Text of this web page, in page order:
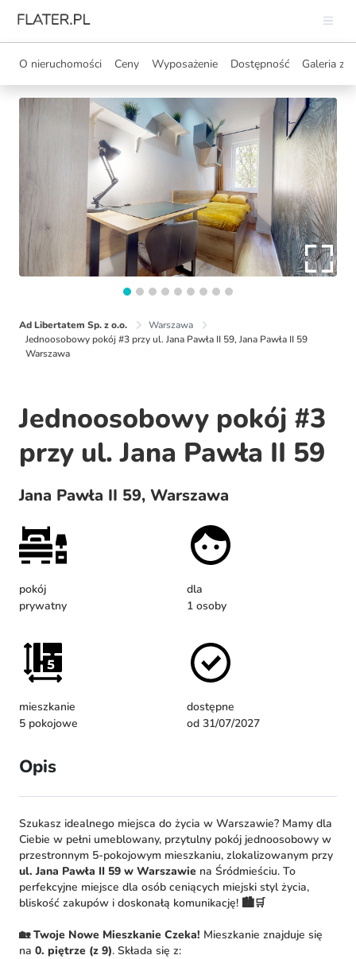
O nieruchomości Ceny Wyposażenie Dostępność Galeria
Ad Libertatem Sp. z o.o.
Warszawa
Jednoosobowy pokój #3 przy ul. Jana Pawła II 59, Jana Pawła II 59
Warszawa
Jednoosobowy pokój #3
przy ul. Jana Pawła II 59
Jana Pawła II 59, Warszawa
pokój
prywatny
dla
1 osoby
mieszkanie
5 pokojowe
dostępne
od 31/07/2027
Opis
Szukasz idealnego miejsca do życia w Warszawie? Mamy dla
Ciebie w pełni umeblowany, przytulny pokój jednoosobowy w
przestronnym 5-pokojowym mieszkaniu, zlokalizowanym przy
ul. Jana Pawła II 59 w Warszawie na Śródmieściu. To
perfekcyjne miejsce dla osób ceniących miejski styl życia,
bliskość zakupów i doskonałą komunikację! 🏙️🛒
🏡 Twoje Nowe Mieszkanie Czeka! Mieszkanie znajduje się
na 0. piętrze (z 9). Składa się z: